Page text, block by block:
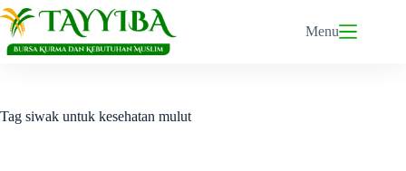
Skip
to
content
Menu
Tag siwak untuk kesehatan mulut